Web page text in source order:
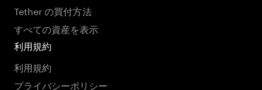
Tether の買付方法
すべての資産を表示
利用規約
利用規約
プライバシーポリシー